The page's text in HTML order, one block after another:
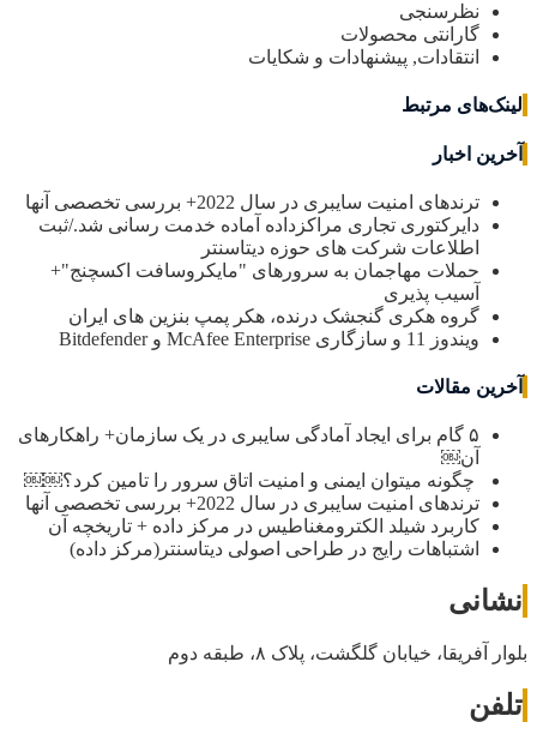
نظرسنجی
گارانتی محصولات
انتقادات, پیشنهادات و شکایات
لینک‌های مرتبط
آخرین اخبار
ترندهای امنیت سایبری در سال 2022+ بررسی تخصصی آنها
دایرکتوری تجاری مراکزداده آماده خدمت رسانی شد./ثبت
اطلاعات شرکت های حوزه دیتاسنتر
حملات مهاجمان به سرورهای "مایکروسافت اکسچنج"+
آسیب پذیری
گروه هکری گنجشک درنده، هکر پمپ بنزین های ایران
ویندوز 11 و سازگاری McAfee Enterprise و Bitdefender
آخرین مقالات
۵ گام برای ایجاد آمادگی سایبری در یک سازمان+ راهکارهای
آن￼
چگونه میتوان ایمنی و امنیت اتاق سرور را تامین کرد؟￼￼
ترندهای امنیت سایبری در سال 2022+ بررسی تخصصی آنها
کاربرد شیلد الکترومغناطیس در مرکز داده + تاریخچه آن
اشتباهات رایج در طراحی اصولی دیتاسنتر(مرکز داده)
نشانی
بلوار آفریقا، خیابان گلگشت، پلاک ۸، طبقه دوم
تلفن